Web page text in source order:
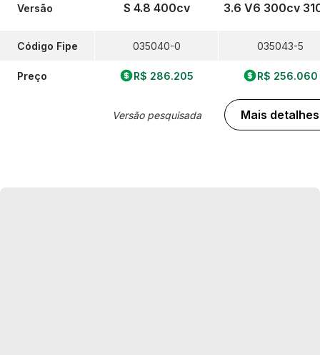
Versão
Código Fipe
Preço
S 4.8 400cv
035040-0
R$ 286.205
Versão pesquisada
3.6 V6 300cv
035043-5
R$ 256.060
Mais detalhes